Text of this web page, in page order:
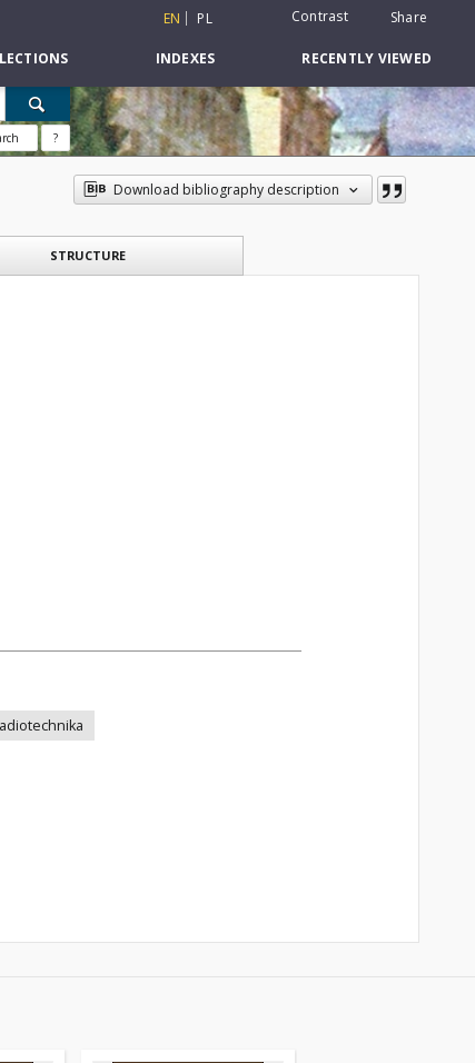
EN PL Contrast Share
INDEXES RECENTLY VIEWED
?
Download bibliography description
STRUCTURE